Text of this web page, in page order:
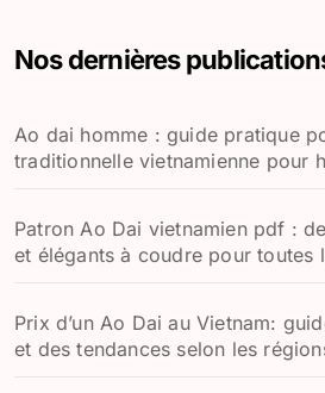
r
e
r
Nos dernières
Ao dai homme : guide pratique
traditionnelle vietnamienne pour
Patron Ao Dai vietnamien pdf :
et élégants à coudre pour toutes
Prix d’un Ao Dai au Vietnam:
et des tendances selon les